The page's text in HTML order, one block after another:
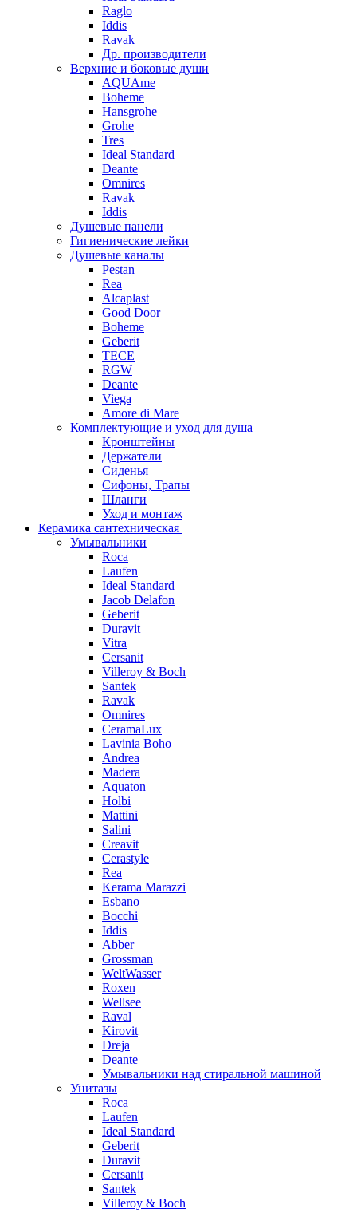
Raglo
Iddis
Ravak
Др. производители
Верхние и боковые души
AQUAme
Boheme
Hansgrohe
Grohe
Tres
Ideal Standard
Deante
Omnires
Ravak
Iddis
Душевые панели
Гигиенические лейки
Душевые каналы
Pestan
Rea
Alcaplast
Good Door
Boheme
Geberit
TECE
RGW
Deante
Viega
Amore di Mare
Комплектующие и уход для душа
Кронштейны
Держатели
Сиденья
Сифоны, Трапы
Шланги
Уход и монтаж
Керамика сантехническая
Умывальники
Roca
Laufen
Ideal Standard
Jacob Delafon
Geberit
Duravit
Vitra
Cersanit
Villeroy & Boch
Santek
Ravak
Omnires
CeramaLux
Lavinia Boho
Andrea
Madera
Aquaton
Holbi
Mattini
Salini
Creavit
Cerastyle
Rea
Kerama Marazzi
Esbano
Bocchi
Iddis
Abber
Grossman
WeltWasser
Roxen
Wellsee
Raval
Kirovit
Dreja
Deante
Умывальники над стиральной машиной
Унитазы
Roca
Laufen
Ideal Standard
Geberit
Duravit
Cersanit
Santek
Villeroy & Boch